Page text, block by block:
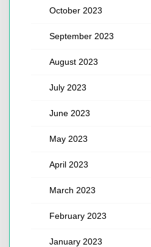
October 2023
September 2023
August 2023
July 2023
June 2023
May 2023
April 2023
March 2023
February 2023
January 2023